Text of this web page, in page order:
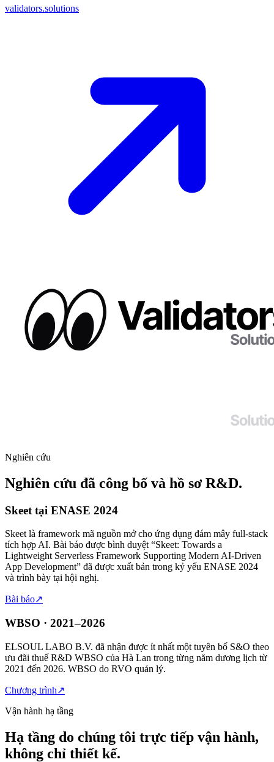
validators.solutions
Nghiên cứu
Nghiên cứu đã công bố và hồ sơ R&D.
Skeet tại ENASE 2024
Skeet là framework mã nguồn mở cho ứng dụng đám mây full-stack
tích hợp AI. Bài báo được bình duyệt “Skeet: Towards a
Lightweight Serverless Framework Supporting Modern AI-Driven
App Development” đã được xuất bản trong kỷ yếu ENASE 2024
và trình bày tại hội nghị.
Bài báo↗
WBSO · 2021–2026
ELSOUL LABO B.V. đã nhận được ít nhất một tuyên bố S&O theo
ưu đãi thuế R&D WBSO của Hà Lan trong từng năm dương lịch từ
2021 đến 2026. WBSO do RVO quản lý.
Chương trình↗
Vận hành hạ tầng
Hạ tầng do chúng tôi trực tiếp vận hành,
không chỉ thiết kế.